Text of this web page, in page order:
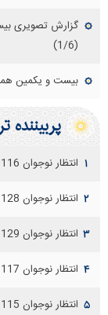
گزارش تصویری
(1/6)
بیست و یکمین
پربيننده
۱ انتظار نوجوان 116
۲ انتظار نوجوان 128
۳ انتظار نوجوان 129
۴ انتظار نوجوان 117
۵ انتظار نوجوان 115